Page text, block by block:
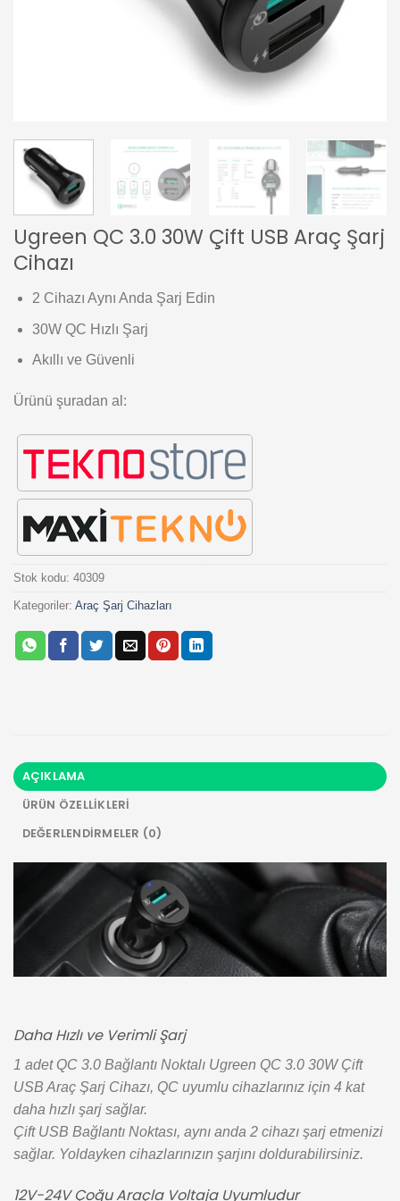
Ugreen QC 3.0 30W Çift USB Araç Şarj
Cihazı
2 Cihazı Aynı Anda Şarj Edin
30W QC Hızlı Şarj
Akıllı ve Güvenli
Ürünü şuradan al:
Stok kodu: 40309
Kategoriler: Araç Şarj Cihazları
AÇIKLAMA
ÜRÜN ÖZELLIKLERI
DEĞERLENDIRMELER (0)
Daha Hızlı ve Verimli Şarj
1 adet QC 3.0 Bağlantı Noktalı Ugreen QC 3.0 30W Çift
USB Araç Şarj Cihazı, QC uyumlu cihazlarınız için 4 kat
daha hızlı şarj sağlar.
Çift USB Bağlantı Noktası, aynı anda 2 cihazı şarj etmenizi
sağlar. Yoldayken cihazlarınızın şarjını doldurabilirsiniz.
12V-24V Çoğu Araçla Voltaja Uyumludur